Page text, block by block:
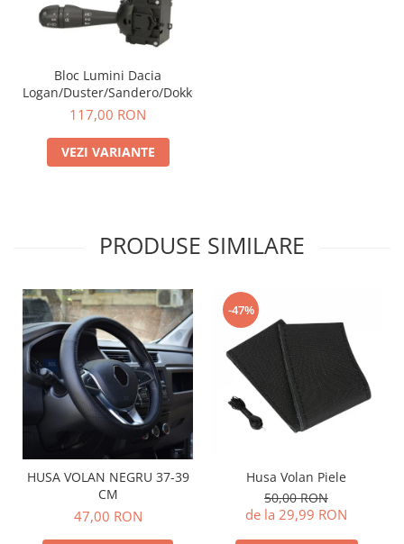
Bloc Lumini Dacia
Logan/Duster/Sandero/Dokker
117,00 RON
VEZI VARIANTE
PRODUSE SIMILARE
HUSA VOLAN NEGRU 37-39
CM
47,00 RON
-47%
Husa Volan Piele
50,00 RON
de la 29,99 RON